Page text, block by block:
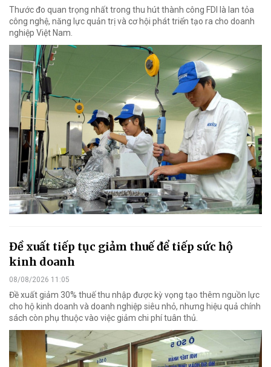
Thước đo quan trọng nhất trong thu hút thành công FDI là lan tỏa
công nghệ, năng lực quản trị và cơ hội phát triển tạo ra cho doanh
nghiệp Việt Nam.
Đề xuất tiếp tục giảm thuế để tiếp sức hộ
kinh doanh
08/08/2026 11:05
Đề xuất giảm 30% thuế thu nhập được kỳ vọng tạo thêm nguồn lực
cho hộ kinh doanh và doanh nghiệp siêu nhỏ, nhưng hiệu quả chính
sách còn phụ thuộc vào việc giảm chi phí tuân thủ.